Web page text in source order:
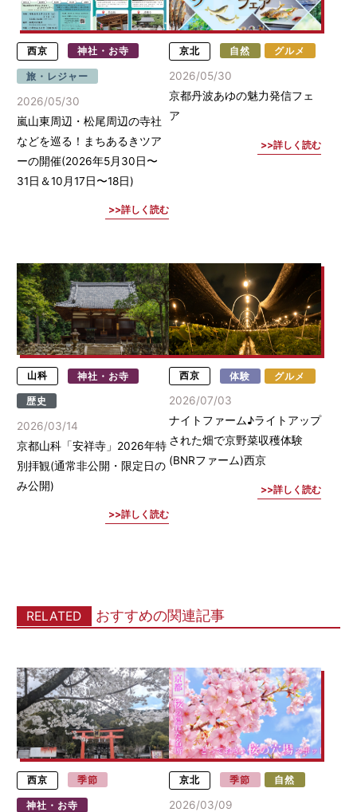
西京 神社・お寺
旅・レジャー
2026/05/30
嵐山東周辺・松尾周辺の寺社
などを巡る！まちあるきツア
ーの開催(2026年5月30日〜
31日＆10月17日〜18日)
詳しく読む
京北 自然 グルメ
2026/05/30
京都丹波あゆの魅力発信フェ
ア
詳しく読む
山科 神社・お寺
歴史
2026/03/14
京都山科「安祥寺」2026年特
別拝観(通常非公開・限定日の
み公開)
詳しく読む
西京 体験 グルメ
2026/07/03
ナイトファーム♪ライトアップ
された畑で京野菜収穫体験
(BNRファーム)西京
詳しく読む
RELATED おすすめの関連記事
西京 季節
神社・お寺
京北 季節 自然
2026/03/09